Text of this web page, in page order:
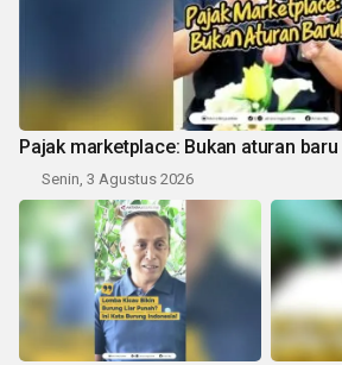
Pajak marketplace: Bukan aturan baru
Senin, 3 Agustus 2026